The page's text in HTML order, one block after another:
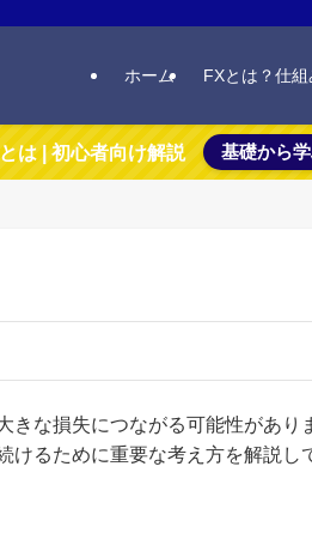
ホーム FXとは？仕
は | 初心者向け解説 基礎から
な損失につながる可能性があり
けるために重要な考え方を解説し